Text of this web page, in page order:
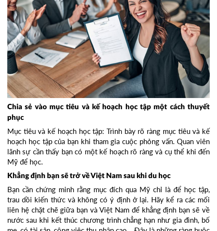
Chia sẻ vào mục tiêu và kế hoạch học tập một cách thuyết
phục
Mục tiêu và kế hoạch học tập: Trình bày rõ ràng mục tiêu và kế
hoạch học tập của bạn khi tham gia cuộc phỏng vấn. Quan viên
lãnh sự cần thấy bạn có một kế hoạch rõ ràng và cụ thể khi đến
Mỹ để học.
Khẳng định bạn sẽ trở về Việt Nam sau khi du học
Bạn cần chứng minh rằng mục đích qua Mỹ chỉ là để học tập,
trau dồi kiến thức và không có ý định ở lại. Hãy kể ra các mối
liên hệ chặt chẽ giữa bạn và Việt Nam để khẳng định bạn sẽ về
nước sau khi kết thúc chương trình chẳng hạn như gia đình, bố